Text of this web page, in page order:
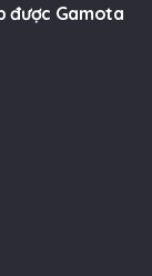
được Gamota